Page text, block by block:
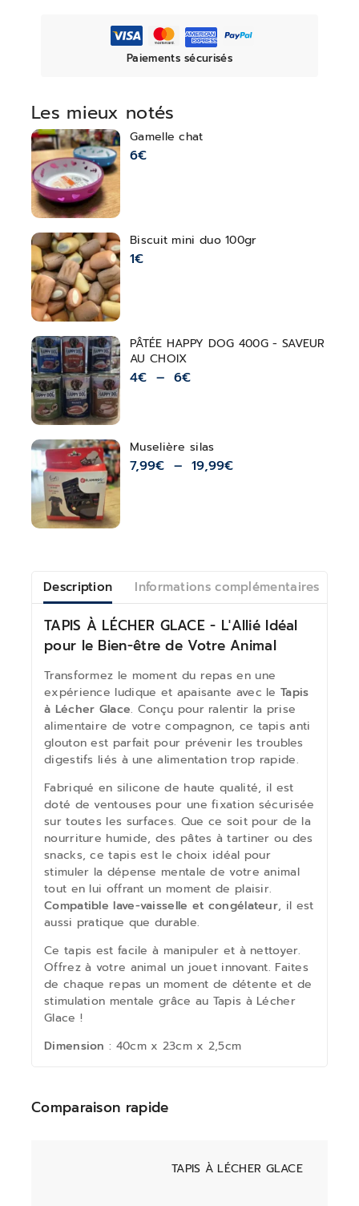
Les mieux notés
Gamelle chat
6€
Biscuit mini duo 100gr
1€
PÂTÉE HAPPY DOG 400G - SAVEUR
AU CHOIX
4€ – 6€
Muselière silas
7,99€ – 19,99€
Paiements sécurisés
Description Informations complémentaires
TAPIS À LÉCHER GLACE - L'Allié Idéal
pour le Bien-être de Votre Animal
Transformez le moment du repas en une
expérience ludique et apaisante avec le Tapis
à Lécher Glace. Conçu pour ralentir la prise
alimentaire de votre compagnon, ce tapis anti
glouton est parfait pour prévenir les troubles
digestifs liés à une alimentation trop rapide.
Fabriqué en silicone de haute qualité, il est
doté de ventouses pour une fixation sécurisée
sur toutes les surfaces. Que ce soit pour de la
nourriture humide, des pâtes à tartiner ou des
snacks, ce tapis est le choix idéal pour
stimuler la dépense mentale de votre animal
tout en lui offrant un moment de plaisir.
Compatible lave-vaisselle et congélateur, il est
aussi pratique que durable.
Ce tapis est facile à manipuler et à nettoyer.
Offrez à votre animal un jouet innovant. Faites
de chaque repas un moment de détente et de
stimulation mentale grâce au Tapis à Lécher
Glace !
Dimension : 40cm x 23cm x 2,5cm
Comparaison rapide
TAPIS À LÉCHER GLACE